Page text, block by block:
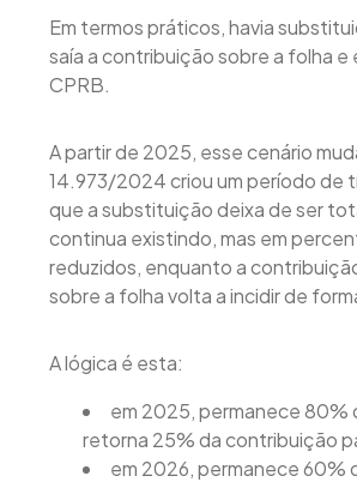
Em termos práticos, havia
saía a contribuição sobre a folha e
CPRB.
A partir de 2025, esse cenário
14.973/2024 criou um período de
que a substituição deixa de ser
continua existindo, mas em
reduzidos, enquanto a
sobre a folha volta a incidir de
A lógica é esta:
em 2025, permanece 80%
retorna 25% da contribuição
em 2026, permanece 60%